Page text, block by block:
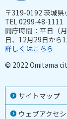
サイトマップ
ウェブアクセ
〒319-0192 茨城
TEL 0299-48-
開庁時間：平日（
日、12月29日から
詳しくはこちら
© 2022 Omitama